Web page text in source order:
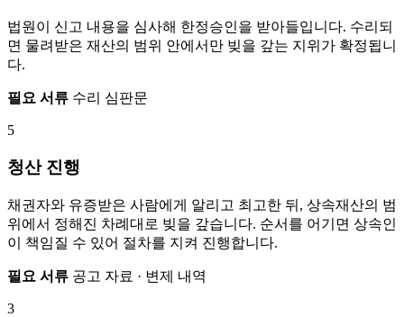
법원이 신고 내용을 심사해 한정승인을 받아들입니다. 수리되
면 물려받은 재산의 범위 안에서만 빚을 갚는 지위가 확정됩니
다.
필요 서류 수리 심판문
5
청산 진행
채권자와 유증받은 사람에게 알리고 최고한 뒤, 상속재산의 범
위에서 정해진 차례대로 빚을 갚습니다. 순서를 어기면 상속인
이 책임질 수 있어 절차를 지켜 진행합니다.
필요 서류 공고 자료 · 변제 내역
3